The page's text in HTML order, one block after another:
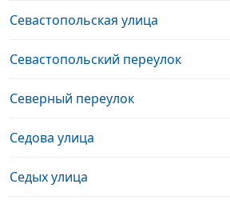
Севастопольская улица
Севастопольский переулок
Северный переулок
Седова улица
Седых улица